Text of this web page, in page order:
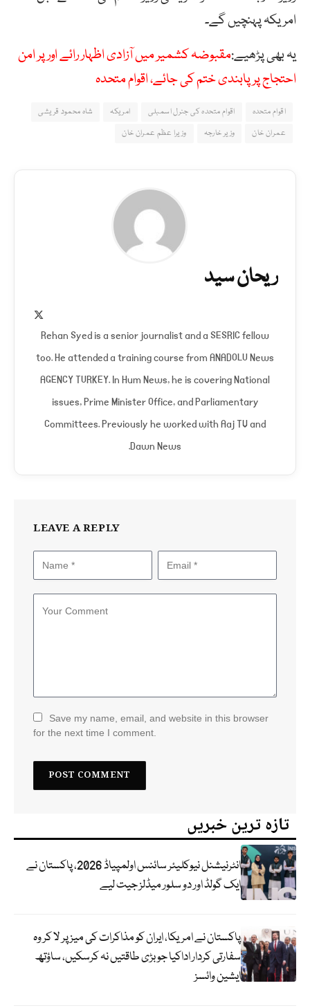
امریکہ پہنچیں گے۔
یہ بھی پڑھیے:مقبوضہ کشمیر میں آزادی اظہار رائے اور پر امن
احتجاج پر پابندی ختم کی جائے، اقوام متحدہ
اقوام متحدہ اقوام متحدہ کی جنرل اسمبلی امریکہ
شاہ محمود قریشی
عمران خان
وزیر خارجہ وزیرا عظم عمران خان
ریحان سید
Rehan Syed is a senior journalist and a SESRIC fellow
too. He attended a training course from ANADOLU News
AGENCY TURKEY. In Hum News, he is covering National
issues, Prime Minister Office, and Parliamentary
Committees. Previously he worked with Aaj TV and
Dawn News.
LEAVE A REPLY
Save my name, email, and website in this browser
for the next time I comment.
تازہ ترین خبریں
انٹرنیشنل نیوکلیئر سائنس اولمپیاڈ 2026، پاکستان نے
ایک گولڈ اور دو سلور میڈلز جیت لیے
پاکستان نے امریکا، ایران کو مذاکرات کی میز پر لا کر وہ
سفارتی کردار اداکیا جو بڑی طاقتیں نہ کرسکیں، ساؤتھ
ایشین وائسز